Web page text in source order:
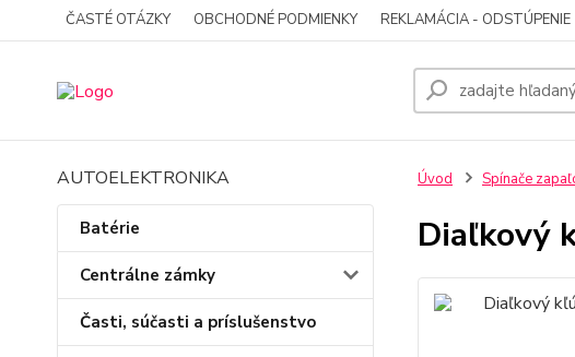
ČASTÉ OTÁZKY OBCHODNÉ PODMIENKY REKLAMÁCIA - ODSTÚPENIE
AUTOELEKTRONIKA
Batérie
Centrálne zámky
Časti, súčasti a príslušenstvo
Úvod Spínače
Diaľkový